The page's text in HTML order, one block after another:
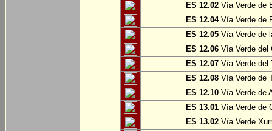
ES 12.02 Vía Verde de
ES 12.04Vía Verde de
ES 12.05 Vía Verde de
ES 12.06 Vìa Verde del
ES 12.07 Vía Verde del
ES 12.08 Vía Verde de
ES 12.10 Vía Verde de
ES 13.01 Vía Verde de
ES 13.02 Vía Verde